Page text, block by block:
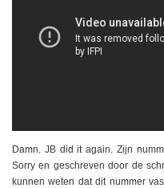
Damn. JB did it again. Zijn
Sorry en geschreven door de
kunnen weten dat dit nummer